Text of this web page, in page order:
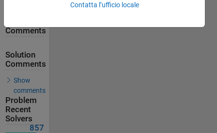
Comments
Solution
Comments
Show
comments
Problem
Recent
Solvers
857
Contatta l’ufficio locale